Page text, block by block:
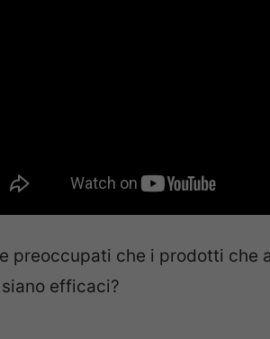
preoccupati che i prodotti che
efficaci?